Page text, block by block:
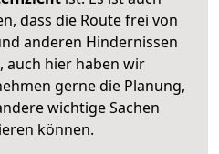
dass die Route frei von
anderen Hindernissen
auch hier haben wir
gerne die Planung,
wichtige Sachen
können.